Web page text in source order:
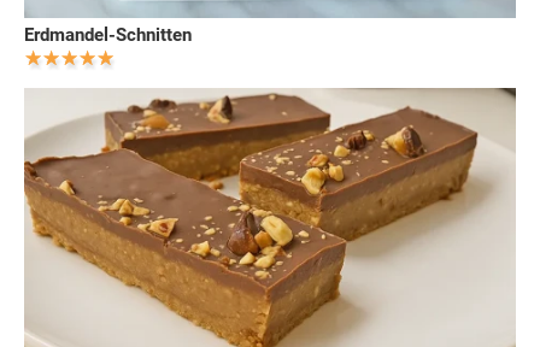
Erdmandel-Schnitten